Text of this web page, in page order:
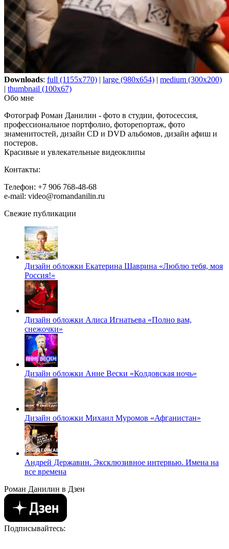
Downloads: full (1155x770) | large (980x654) | medium (300x200)
| thumbnail (100x67)
Обо мне
Фотограф Роман Данилин - фото в студии, фотосессия,
профессиональное портфолио, фоторепортаж, фото
знаменитостей, дизайн CD и DVD альбомов, дизайн афиш и
постеров.
Красивые и увлекательные видеоклипы
Контакты:
Телефон: +7 906 768-48-68
e-mail: video@romandanilin.ru
Свежие публикации
Дизайн обложки Екатерина Шаврина «Люблю тебя, моя
Россия!»
Дизайн обложки Алиса Игнатьева «Полно вам,
снежочки»
Дизайн обложки Анне Вески «Колдовская ночь»
Дизайн обложки Михаил Муромов «Афганистан»
Андрей Державин. Эксклюзивное интервью. Имена на
все времена
Роман Данилин в Дзен
Подписывайтесь: